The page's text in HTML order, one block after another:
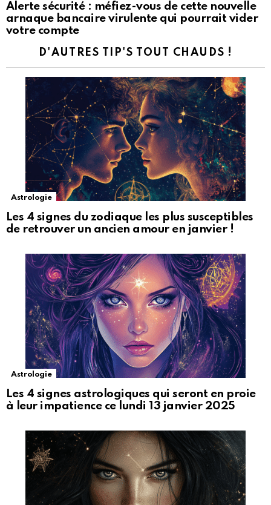
Alerte sécurité : méfiez-vous de cette nouvelle
arnaque bancaire virulente qui pourrait vider
votre compte
D'AUTRES TIP'S TOUT CHAUDS !
Astrologie
Les 4 signes du zodiaque les plus susceptibles
de retrouver un ancien amour en janvier !
Astrologie
Les 4 signes astrologiques qui seront en proie
à leur impatience ce lundi 13 janvier 2025